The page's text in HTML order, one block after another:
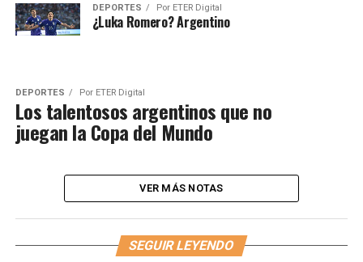
DEPORTES Por ETER Digital
¿Luka Romero? Argentino
DEPORTES Por ETER Digital
Los talentosos argentinos que no
juegan la Copa del Mundo
VER MÁS NOTAS
SEGUIR LEYENDO